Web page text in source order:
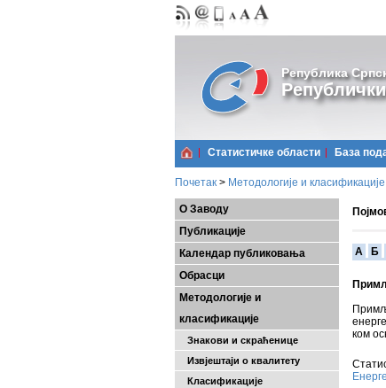
Република
Статистичке области Базa
Почетак > Методологије и класификације
О Заводу
Публикације
Календар публиковања
Обрасци
Методологије и
класификације
Знакови и скраћенице
Извјештаји о квалитету
Класификације
A Б
ком